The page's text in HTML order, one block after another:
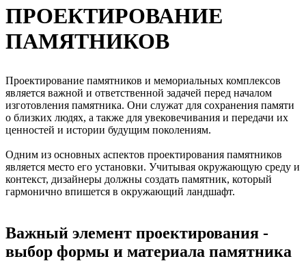
ПРОЕКТИРОВАНИЕ
ПАМЯТНИКОВ
Проектирование памятников и мемориальных комплексов
является важной и ответственной задачей перед началом
изготовления памятника. Они служат для сохранения памяти
о близких людях, а также для увековечивания и передачи их
ценностей и истории будущим поколениям.
Одним из основных аспектов проектирования памятников
является место его установки. Учитывая окружающую среду и
контекст, дизайнеры должны создать памятник, который
гармонично впишется в окружающий ландшафт.
Важный элемент проектирования -
выбор формы и материала памятника